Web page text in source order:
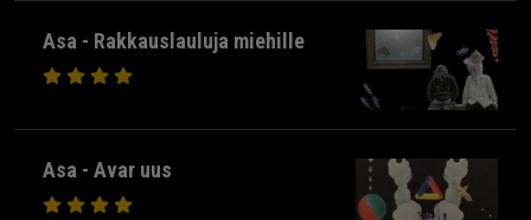
Asa - Rakkauslauluja miehille
Asa - Avar uus